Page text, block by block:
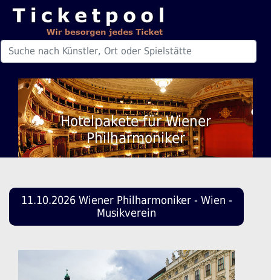
Hotelpakete für Wiener
Philharmoniker
11.10.2026 Wiener Philharmoniker - Wien -
Musikverein